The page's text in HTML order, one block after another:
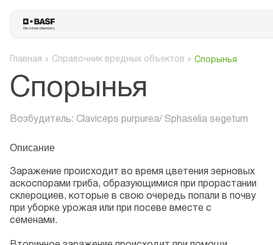
Главная Справочник вредных объектов Спорынья
Спорынья
Возбудитель: Сlaviceps purpurea/ Sphaselia segetum
Описание
Заражение происходит во время цветения зерновых
аскоспорами гриба, образующимися при прорастании
склероциев, которые в свою очередь попали в почву
при уборке урожая или при посеве вместе с
семенами.